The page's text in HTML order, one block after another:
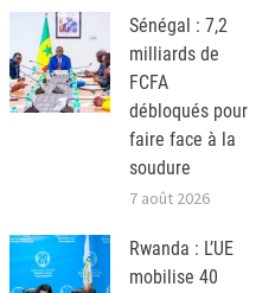
Sénégal : 7,2
milliards de
FCFA
débloqués pour
faire face à la
soudure
7 août 2026
Rwanda : L’UE
mobilise 40